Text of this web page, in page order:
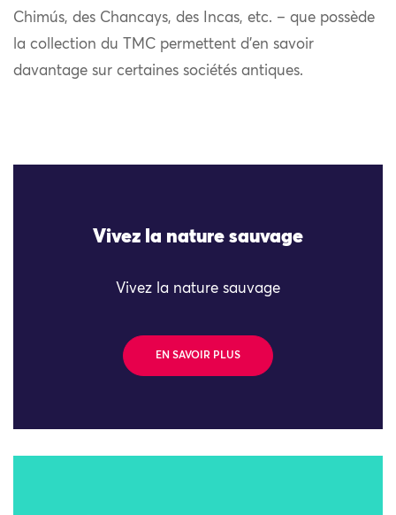
Chimús, des Chancays, des Incas, etc. – que possède
la collection du TMC permettent d’en savoir
davantage sur certaines sociétés antiques.
Vivez la nature sauvage
Vivez la nature sauvage
EN SAVOIR PLUS